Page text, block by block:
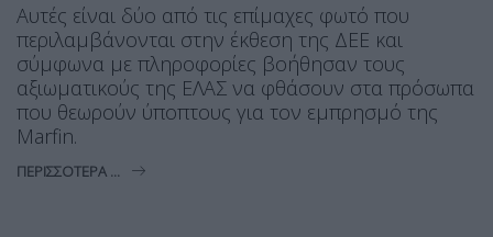
Αυτές είναι δύο από τις επίμαχες φωτό που
περιλαμβάνονται στην έκθεση της ΔΕΕ και
σύμφωνα με πληροφορίες βοήθησαν τους
αξιωματικούς της ΕΛΑΣ να φθάσουν στα πρόσωπα
που θεωρούν ύποπτους για τον εμπρησμό της
Marfin.
ΠΕΡΙΣΣΌΤΕΡΑ ...